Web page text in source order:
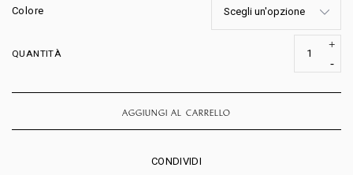
Colore
QUANTITÀ
AGGIUNGI AL CARRELLO
CONDIVIDI